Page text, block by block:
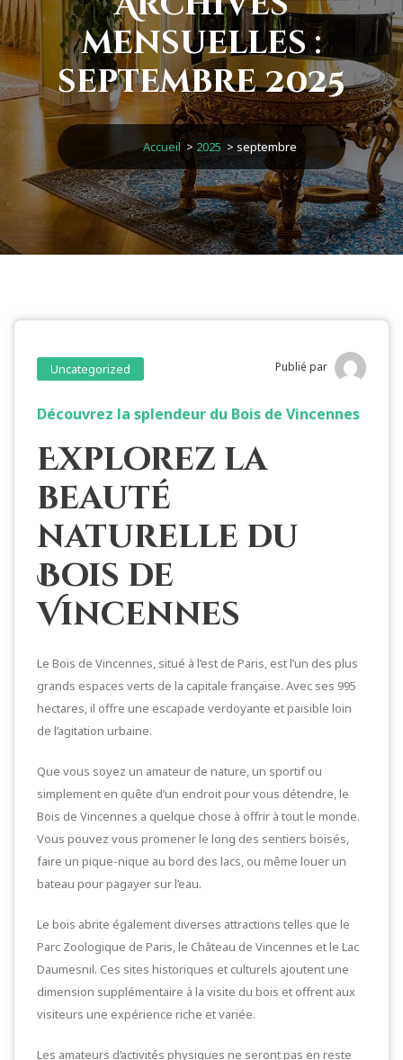
mensuelles :
septembre 2025
Accueil > 2025> septembre
Uncategorized Publié par
Découvrez la splendeur du Bois de Vincennes
Explorez la
beauté
naturelle du
Bois de
Vincennes
Le Bois de Vincennes, situé à l’est de Paris, est l’un des plus
grands espaces verts de la capitale française. Avec ses 995
hectares, il offre une escapade verdoyante et paisible loin
de l’agitation urbaine.
Que vous soyez un amateur de nature, un sportif ou
simplement en quête d’un endroit pour vous détendre, le
Bois de Vincennes a quelque chose à offrir à tout le monde.
Vous pouvez vous promener le long des sentiers boisés,
faire un pique-nique au bord des lacs, ou même louer un
bateau pour pagayer sur l’eau.
Le bois abrite également diverses attractions telles que le
Parc Zoologique de Paris, le Château de Vincennes et le Lac
Daumesnil. Ces sites historiques et culturels ajoutent une
dimension supplémentaire à la visite du bois et offrent aux
visiteurs une expérience riche et variée.
Les amateurs d’activités physiques ne seront pas en reste